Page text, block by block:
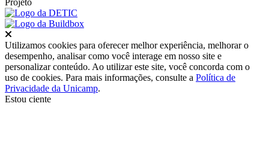
Utilizamos cookies para oferecer melhor experiência, melhorar o
desempenho, analisar como você interage em nosso site e
personalizar conteúdo. Ao utilizar este site, você concorda com o
uso de cookies. Para mais informações, consulte a Política de
Privacidade da Unicamp.
Estou ciente